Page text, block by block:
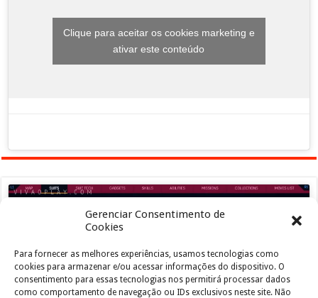
Gerenciar Consentimento de
Cookies
Para fornecer as melhores experiências, usamos tecnologias como
cookies para armazenar e/ou acessar informações do dispositivo. O
consentimento para essas tecnologias nos permitirá processar dados
como comportamento de navegação ou IDs exclusivos neste site. Não
Clique para aceitar os cookies marketing e
ativar este conteúdo
Clique para aceitar os cookies marketing e
ativar este conteúdo